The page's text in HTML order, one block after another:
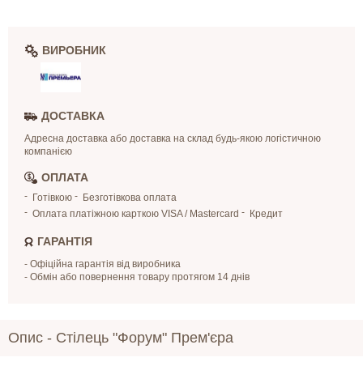
ВИРОБНИК
ДОСТАВКА
Адресна доставка або доставка на склад будь-якою логістичною
компанією
ОПЛАТА
Готівкою
Безготівкова оплата
Оплата платіжною карткою VISA / Mastercard
Кредит
ГАРАНТІЯ
- Офіційна гарантія від виробника
- Обмін або повернення товару протягом 14 днів
Опис - Стілець "Форум" Прем'єра